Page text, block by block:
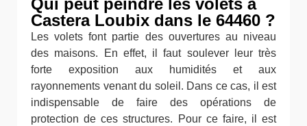
Qui peut peindre les volets à
Castera Loubix dans le 64460 ?
Les volets font partie des ouvertures au niveau
des maisons. En effet, il faut soulever leur très
forte exposition aux humidités et aux
rayonnements venant du soleil. Dans ce cas, il est
indispensable de faire des opérations de
protection de ces structures. Pour ce faire, il est